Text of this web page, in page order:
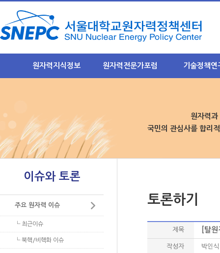
원자력지식정보
원자력 발전소
원자력 안전
사용후 핵연료
중저준위폐기물
원자력산업 및 수출
미래 원자력 기술
원자력 정보 및 자료
원자력전문가포럼
- 정기포럼 게시판
- 이슈 토론방
후행핵주기분과
- 정기포럼 게시판
기술정책연
- 안전규제
- 후행핵주기
원자력
국민의 관심사를 합리
이슈와 토론
주요 원자력 이슈
└ 최근이슈
└ 북핵/비핵화 이슈
토론하기
제목 [탈
작성자 박인